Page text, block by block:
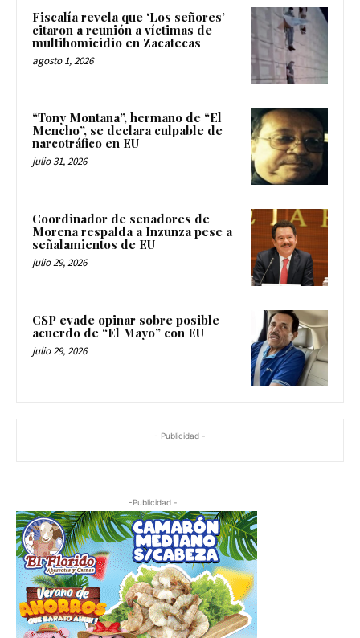
Fiscalía revela que ‘Los señores’
citaron a reunión a víctimas de
multihomicidio en Zacatecas
agosto 1, 2026
“Tony Montana”, hermano de “El
Mencho”, se declara culpable de
narcotráfico en EU
julio 31, 2026
Coordinador de senadores de
Morena respalda a Inzunza pese a
señalamientos de EU
julio 29, 2026
CSP evade opinar sobre posible
acuerdo de “El Mayo” con EU
julio 29, 2026
- Publicidad -
-Publicidad -